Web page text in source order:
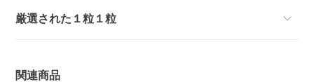
厳選された１粒１粒
関連商品